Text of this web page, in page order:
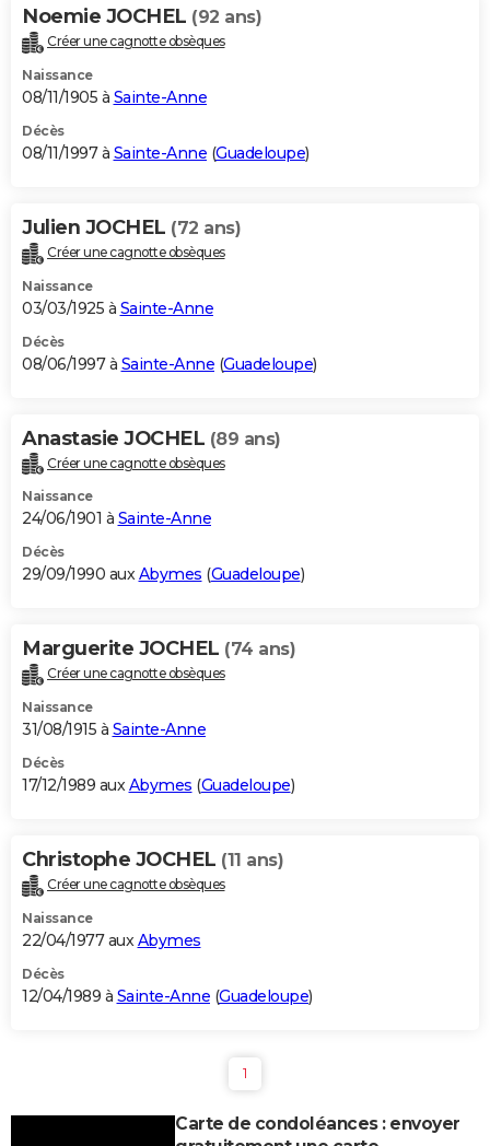
Noemie JOCHEL (92 ans)
Créer une cagnotte obsèques
Naissance
08/11/1905 à Sainte-Anne
Décès
08/11/1997 à Sainte-Anne (Guadeloupe)
Julien JOCHEL (72 ans)
Créer une cagnotte obsèques
Naissance
03/03/1925 à Sainte-Anne
Décès
08/06/1997 à Sainte-Anne (Guadeloupe)
Anastasie JOCHEL (89 ans)
Créer une cagnotte obsèques
Naissance
24/06/1901 à Sainte-Anne
Décès
29/09/1990 auxAbymes (Guadeloupe)
Marguerite JOCHEL (74 ans)
Créer une cagnotte obsèques
Naissance
31/08/1915 à Sainte-Anne
Décès
17/12/1989 auxAbymes (Guadeloupe)
Christophe JOCHEL (11 ans)
Créer une cagnotte obsèques
Naissance
22/04/1977 auxAbymes
Décès
12/04/1989 à Sainte-Anne (Guadeloupe)
1
Carte de condoléances : envoyer